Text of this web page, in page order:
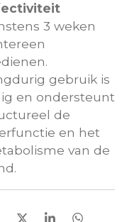
3 weken
gebruik is
en ondersteunt
de
en het
van de